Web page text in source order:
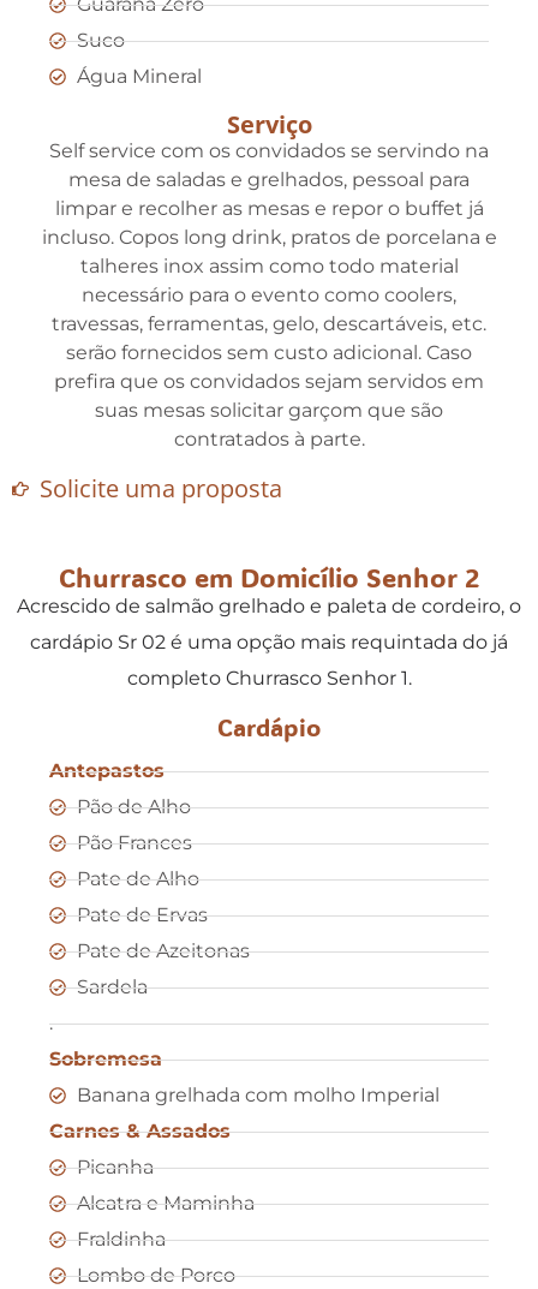
Suco
Água Mineral
Serviço
Self service com os convidados se servindo na
mesa de saladas e grelhados, pessoal para
limpar e recolher as mesas e repor o buffet já
incluso. Copos long drink, pratos de porcelana e
talheres inox assim como todo material
necessário para o evento como coolers,
travessas, ferramentas, gelo, descartáveis, etc.
serão fornecidos sem custo adicional. Caso
prefira que os convidados sejam servidos em
suas mesas solicitar garçom que são
contratados à parte.
Solicite uma proposta
Churrasco em Domicílio Senhor 2
Acrescido de salmão grelhado e paleta de cordeiro, o
cardápio Sr 02 é uma opção mais requintada do já
completo Churrasco Senhor 1.
Cardápio
Antepastos
Pão de Alho
Pão Frances
Pate de Alho
Pate de Ervas
Pate de Azeitonas
Sardela
.
Sobremesa
Banana grelhada com molho Imperial
Carnes & Assados
Picanha
Alcatra e Maminha
Fraldinha
Lombo de Porco